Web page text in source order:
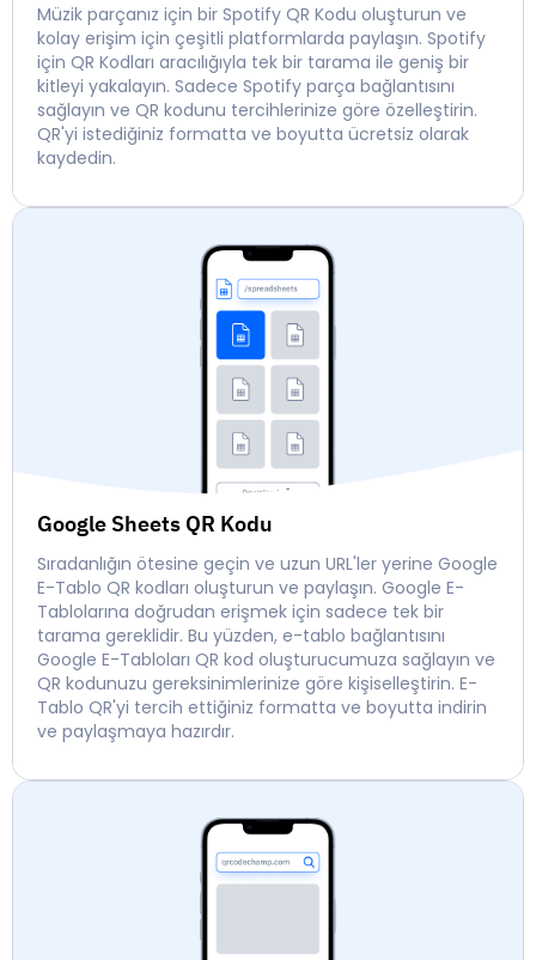
Müzik parçanız için bir Spotify QR Kodu oluşturun ve
kolay erişim için çeşitli platformlarda paylaşın. Spotify
için QR Kodları aracılığıyla tek bir tarama ile geniş bir
kitleyi yakalayın. Sadece Spotify parça bağlantısını
sağlayın ve QR kodunu tercihlerinize göre özelleştirin.
QR'yi istediğiniz formatta ve boyutta ücretsiz olarak
kaydedin.
Google Sheets QR Kodu
Sıradanlığın ötesine geçin ve uzun URL'ler yerine Google
E-Tablo QR kodları oluşturun ve paylaşın. Google E-
Tablolarına doğrudan erişmek için sadece tek bir
tarama gereklidir. Bu yüzden, e-tablo bağlantısını
Google E-Tabloları QR kod oluşturucumuza sağlayın ve
QR kodunuzu gereksinimlerinize göre kişiselleştirin. E-
Tablo QR'yi tercih ettiğiniz formatta ve boyutta indirin
ve paylaşmaya hazırdır.